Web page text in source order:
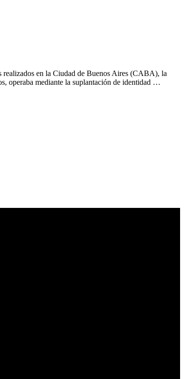
realizados en la Ciudad de Buenos Aires (CABA), la
operaba mediante la suplantación de identidad …